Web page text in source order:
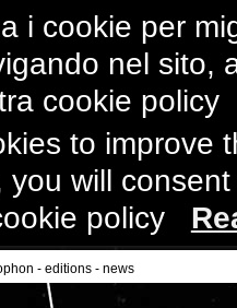
i cookie per
nel sito,
cookie
to improve
you will
policy
- editions - news